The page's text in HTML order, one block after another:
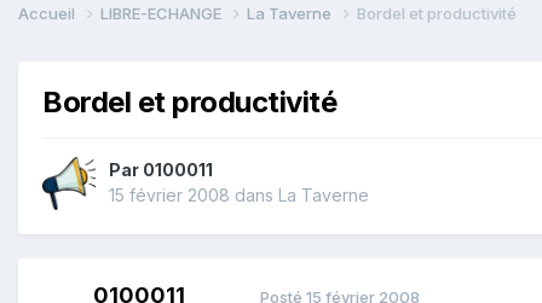
Accueil LIBRE-ECHANGE La Taverne Bordel et productivité
Bordel et productivité
Par 0100011
15 février 2008 dans La Taverne
0100011 Posté 15 février 2008